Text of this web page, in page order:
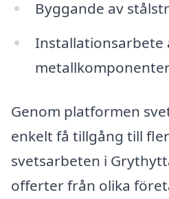
Byggande av
Installationsarbete
Genom platformen
enkelt få tillgång till
svetsarbeten i
offerter från olika